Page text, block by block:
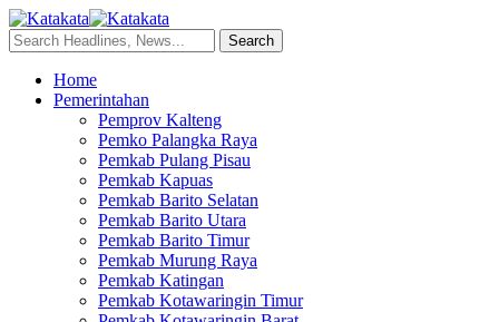
Home
Pemerintahan
Pemprov Kalteng
Pemko Palangka Raya
Pemkab Pulang Pisau
Pemkab Kapuas
Pemkab Barito Selatan
Pemkab Barito Utara
Pemkab Barito Timur
Pemkab Murung Raya
Pemkab Katingan
Pemkab Kotawaringin Timur